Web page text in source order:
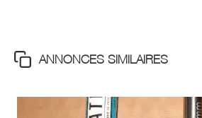
ANNONCES SIMILAIRES